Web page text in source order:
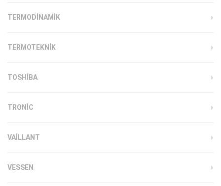
TERMODINAMIK
TERMOTEKNIK
TOSHIBA
TRONIC
VAILLANT
VESSEN